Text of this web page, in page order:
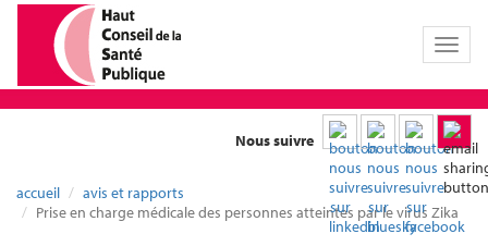
Toggle
Nous suivre
accueil
avis et rapports
Prise en charge médicale des personnes atteintes par le virus Zika